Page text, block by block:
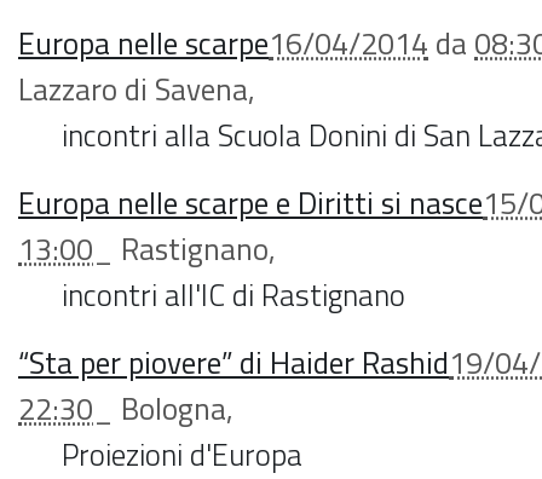
Europa nelle scarpe16/04/2014 da
Lazzaro di Savena,
incontri alla Scuola Donini di San
Europa nelle scarpe e Diritti si nasce15/
13:00
Rastignano,
incontri all'IC di Rastignano
“Sta per piovere” di Haider Rashid19/
22:30
Bologna,
Proiezioni d'Europa